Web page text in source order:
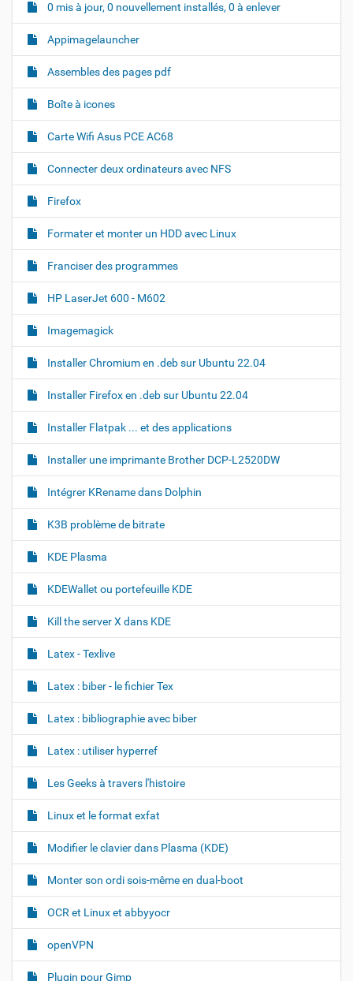
N
a
v
g
a
t
i
o
n
0 mis à jour, 0 nouvellement installés, 0 à enlever
Appimagelauncher
Assembles des pages pdf
Boîte à icones
Carte Wifi Asus PCE AC68
Connecter deux ordinateurs avec NFS
Firefox
Formater et monter un HDD avec Linux
Franciser des programmes
HP LaserJet 600 - M602
Imagemagick
Installer Chromium en .deb sur Ubuntu 22.04
Installer Firefox en .deb sur Ubuntu 22.04
Installer Flatpak ... et des applications
Installer une imprimante Brother DCP-L2520DW
Intégrer KRename dans Dolphin
K3B problème de bitrate
KDE Plasma
KDEWallet ou portefeuille KDE
Kill the server X dans KDE
Latex - Texlive
Latex : biber - le fichier Tex
Latex : bibliographie avec biber
Latex : utiliser hyperref
Les Geeks à travers l'histoire
Linux et le format exfat
Modifier le clavier dans Plasma (KDE)
Monter son ordi sois-même en dual-boot
OCR et Linux et abbyyocr
openVPN
Plugin pour Gimp